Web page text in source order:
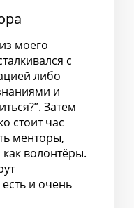
моего
с
либо
и
Затем
стоит час
менторы,
волонтёры.
и очень